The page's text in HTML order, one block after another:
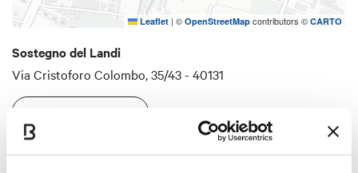
Leaflet | © OpenStreetMap contributors © CARTO
Sostegno del Landi
Via Cristoforo Colombo, 35/43 - 40131